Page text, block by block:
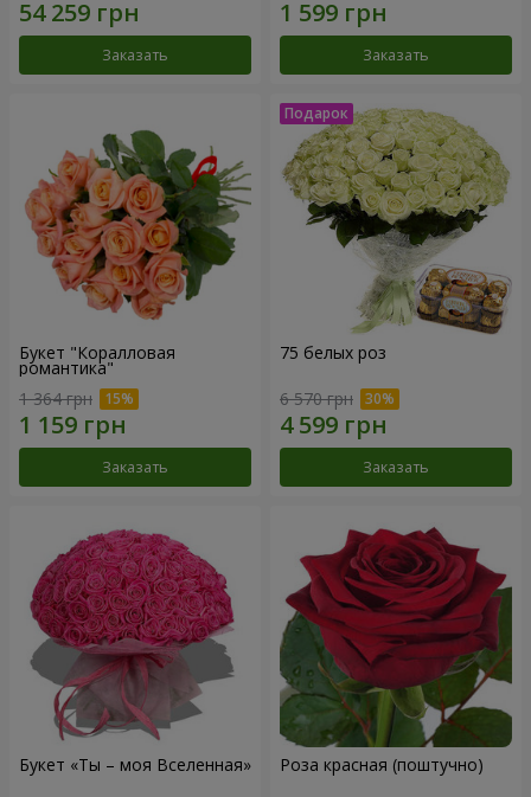
Заказать Заказать
Букет "Коралловая
романтика"
1 364 грн
Заказать
75 белых роз
6 570 грн
Заказать
Букет «Ты – моя Вселенная» Роза красная (поштучно)